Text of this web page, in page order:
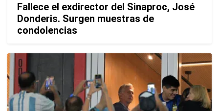
Fallece el exdirector del Sinaproc, José
Donderis. Surgen muestras de
condolencias